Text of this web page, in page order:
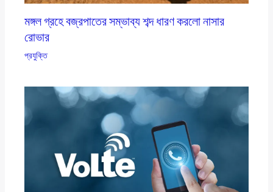
মঙ্গল গ্রহে বজ্রপাতের সম্ভাব্য শব্দ ধারণ করলো নাসার
রোভার
প্রযুক্তি